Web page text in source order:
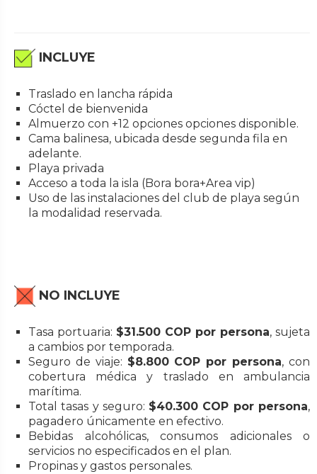
INCLUYE
Traslado en lancha rápida
Cóctel de bienvenida
Almuerzo con +12 opciones opciones disponible.
Cama balinesa, ubicada desde segunda fila en
adelante.
Playa privada
Acceso a toda la isla (Bora bora+Area vip)
Uso de las instalaciones del club de playa según
la modalidad reservada.
NO INCLUYE
Tasa portuaria: $31.500 COP por persona, sujeta
a cambios por temporada.
Seguro de viaje: $8.800 COP por persona, con
cobertura médica y traslado en ambulancia
marítima.
Total tasas y seguro: $40.300 COP por persona,
pagadero únicamente en efectivo.
Bebidas alcohólicas, consumos adicionales o
servicios no especificados en el plan.
Propinas y gastos personales.